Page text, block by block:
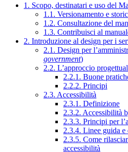
1. Scopo, destinatari e uso del
1.1. Versionamento e
1.2. Consultazione del
1.3. Contribuisci al
2. Introduzione al design per i
2.1. Design per
government)
2.2. L’approccio
2.2.1. Buone
2.2.2. Principi
2.3. Accessibilità
2.3.1. Definizione
2.3.2. Accessibilità
2.3.3. Principi per
2.3.4. Linee guida e
2.3.5. Come
accessibilità